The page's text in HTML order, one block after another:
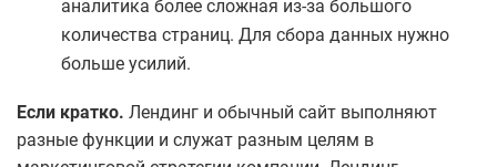
аналитика более сложная из-за большого
количества страниц. Для сбора данных нужно
больше усилий.
Если кратко. Лендинг и обычный сайт выполняют
разные функции и служат разным целям в